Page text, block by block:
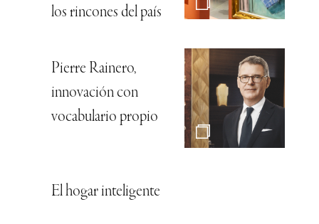
los rincones del país
Pierre Rainero,
innovación con
vocabulario propio
El hogar inteligente